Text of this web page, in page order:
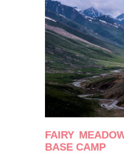
FAIRY
BASE CAMP